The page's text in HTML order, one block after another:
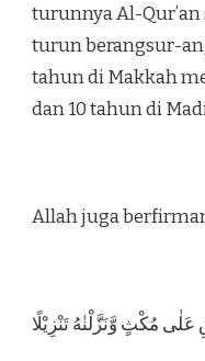
turunnya Al-Qur’an
turun berangsur-
tahun di Makkah
dan 10 tahun di
Allah juga
عَلٰى مُكْثٍ وَّنَزَّلْنٰهُ تَنْزِيْلًا